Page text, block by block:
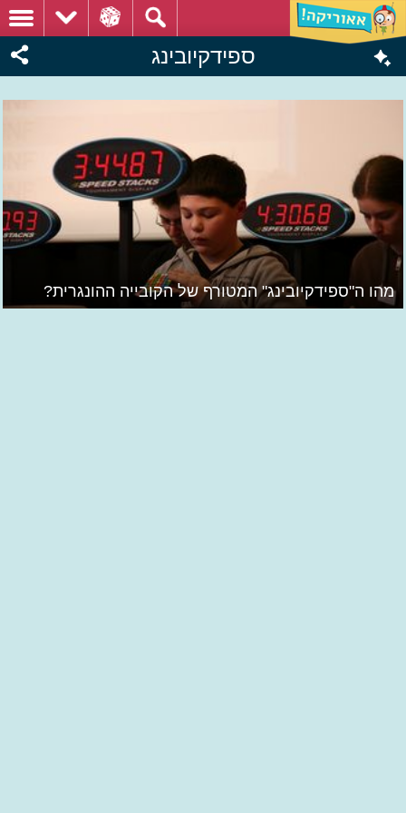
ספידקיובינג
מהו ה"ספידקיובינג" המטורף של הקובייה ההונגרית?